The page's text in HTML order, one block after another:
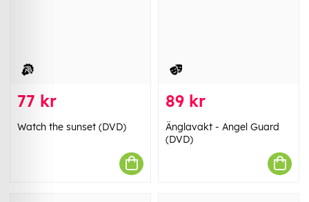
77 kr
Watch the sunset (DVD)
89 kr
Änglavakt - Angel Guard
(DVD)